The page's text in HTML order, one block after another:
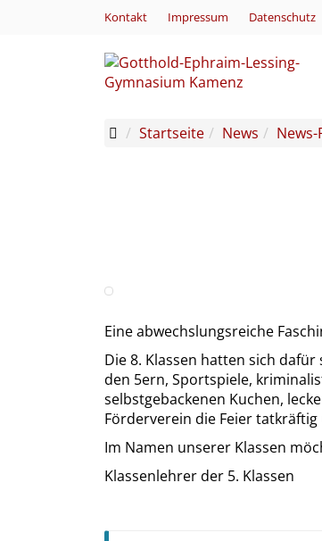
Kontakt Impressum Datenschutz
Startseite News
Eine abwechslungsreiche
Die 8. Klassen hatten sich
den 5ern, Sportspiele,
selbstgebackenen Kuchen,
Förderverein die Feier
Im Namen unserer Klassen
Klassenlehrer der 5. Klassen